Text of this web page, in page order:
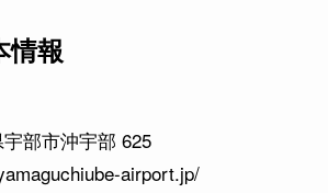
情報
部市沖宇部 625
airport.jp/